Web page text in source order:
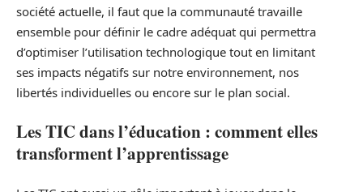
société actuelle, il faut que la communauté travaille
ensemble pour définir le cadre adéquat qui permettra
d’optimiser l’utilisation technologique tout en limitant
ses impacts négatifs sur notre environnement, nos
libertés individuelles ou encore sur le plan social.
Les TIC dans l’éducation : comment elles
transforment l’apprentissage